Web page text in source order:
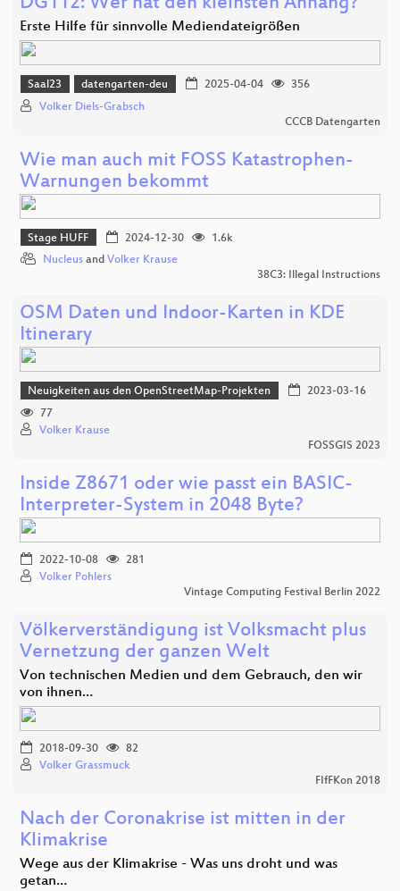
Erste Hilfe für sinnvolle Mediendateigrößen
Saal23 datengarten-deu 2025-04-04
356
Volker Diels-Grabsch
CCCB Datengarten
Wie man auch mit FOSS Katastrophen-
Warnungen bekommt
Stage HUFF 2024-12-30
1.6k
Nucleus and Volker Krause
38C3: Illegal Instructions
OSM Daten und Indoor-Karten in KDE
Itinerary
Neuigkeiten aus den OpenStreetMap-Projekten
2023-03-16
77
Volker Krause
FOSSGIS 2023
Inside Z8671 oder wie passt ein BASIC-
Interpreter-System in 2048 Byte?
2022-10-08
281
Volker Pohlers
Vintage Computing Festival Berlin 2022
Völkerverständigung ist Volksmacht plus
Vernetzung der ganzen Welt
Von technischen Medien und dem Gebrauch, den wir
von ihnen…
2018-09-30
82
Volker Grassmuck
FIfFKon 2018
Nach der Coronakrise ist mitten in der
Klimakrise
Wege aus der Klimakrise - Was uns droht und was
getan…